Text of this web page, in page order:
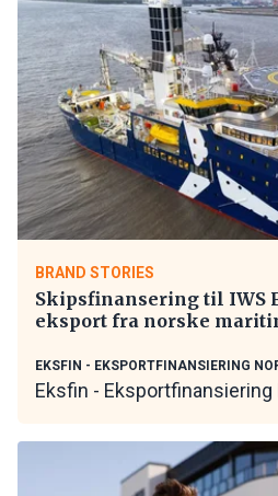
BRAND STORIES
Skipsfinansering til IWS
eksport fra norske
EKSFIN - EKSPORTFINANSIERING
Eksfin - Eksportfinansiering